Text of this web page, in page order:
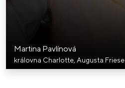
Martina Pavlínová
královna Charlotte, Augusta Friese